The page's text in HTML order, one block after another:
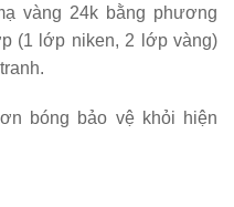
(1 lớp niken, 2 lớp vàng)